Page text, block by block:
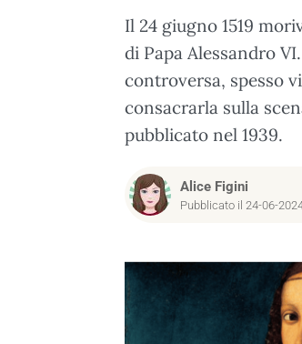
Il 24 giugno 1519
di Papa Alessandro
controversa, spesso
consacrarla sulla
pubblicato nel 1939.
Alice Figini
Pubblicato il 24-06-